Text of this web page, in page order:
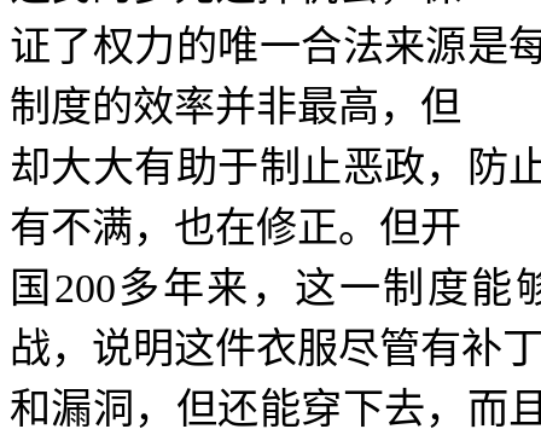
证了权力的唯一合法来源是
制度的效率并非最高，但
却大大有助于制止恶政，防
有不满，也在修正。但开
国 200多年来，这一制度能
战，说明这件衣服尽管有补
和漏洞，但还能穿下去，而